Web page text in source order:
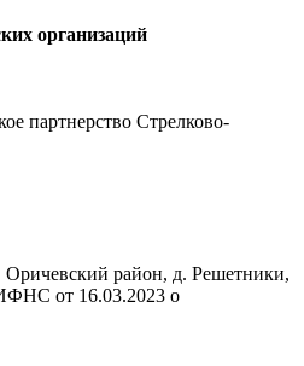
организаций
партнерство Стрелково-
Оричевский район, д. Решетники,
от 16.03.2023 о